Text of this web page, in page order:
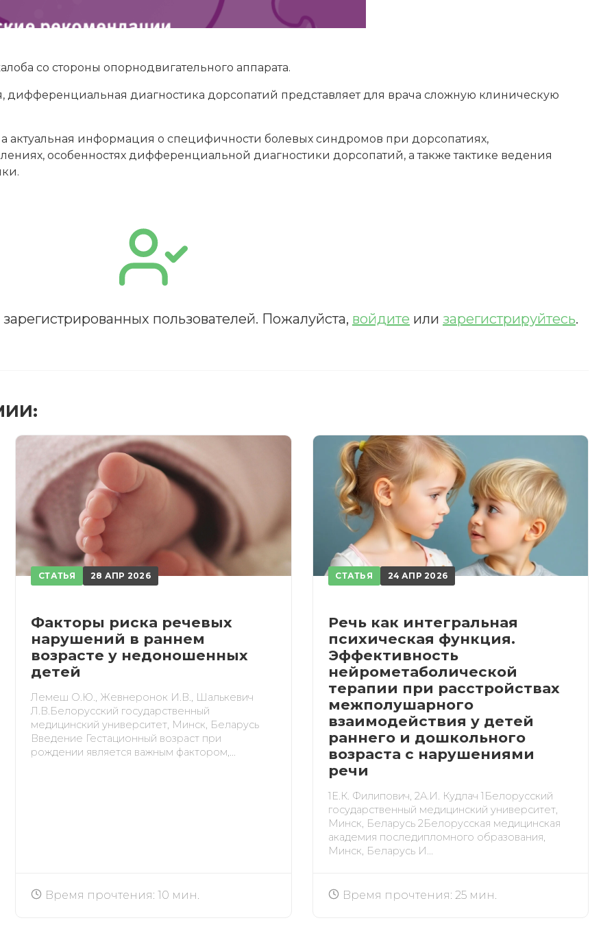
со стороны опорнодвигательного аппарата.
диагностика дорсопатий представляет для врача сложную клиническую
актуальная информация о специфичности болевых синдромов при дорсопатиях,
особенностях дифференциальной диагностики дорсопатий, а также тактике ведения
пользователей. Пожалуйста, войдите или зарегистрируйтесь.
СТАТЬЯ 28 АПР 2026
Факторы риска речевых
нарушений в раннем
возрасте у недоношенных
детей
Лемеш О.Ю., Жевнеронок И.В., Шалькевич
Л.В.Белорусский государственный
медицинский университет, Минск, Беларусь
Введение Гестационный возраст при
рождении является важным фактором,...
Время прочтения: 10 мин.
СТАТЬЯ 24 АПР 2026
Речь как интегральная
психическая функция.
Эффективность
нейрометаболической
терапии при расстройствах
межполушарного
взаимодействия у детей
раннего и дошкольного
возраста с нарушениями
речи
1Е.К. Филипович, 2А.И. Кудлач 1Белорусский
государственный медицинский университет,
Минск, Беларусь 2Белорусская медицинская
академия последипломного образования,
Минск, Беларусь И...
Время прочтения: 25 мин.